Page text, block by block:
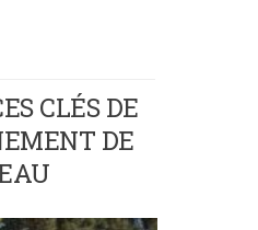
CLÉS DE
DE